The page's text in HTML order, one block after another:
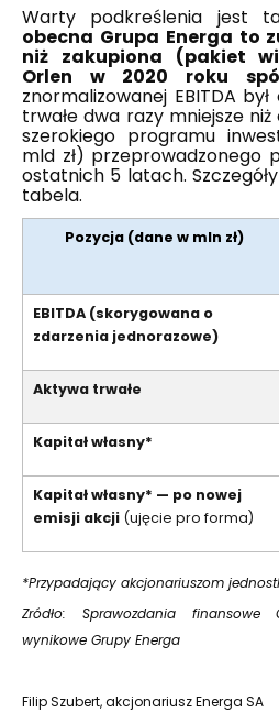
Warty podkreślenia jest
obecna Grupa Energa to
niż zakupiona (pakiet
Orlen w 2020 roku
znormalizowanej EBITDA
trwałe dwa razy mniejsze
szerokiego programu
mld zł) przeprowadzonego
ostatnich 5 latach.
tabela.
Pozycja (dane w mln zł)
EBITDA (skorygowana o
zdarzenia jednorazowe)
Aktywa trwałe
Kapitał własny*
Kapitał własny* — po nowej
emisji akcji(ujęcie pro forma)
*Przypadający akcjonariuszom
Zródło: Sprawozdania finansowe
wynikowe Grupy Energa
Filip Szubert, akcjonariusz Energa SA